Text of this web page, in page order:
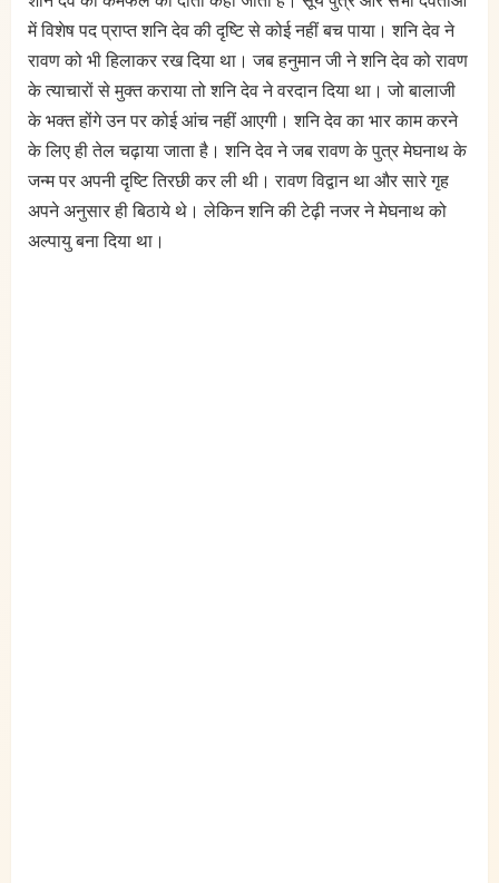
में विशेष पद प्राप्त शनि देव की दृष्टि से कोई नहीं बच पाया। शनि देव ने
रावण को भी हिलाकर रख दिया था। जब हनुमान जी ने शनि देव को रावण
के त्याचारों से मुक्त कराया तो शनि देव ने वरदान दिया था। जो बालाजी
के भक्त होंगे उन पर कोई आंच नहीं आएगी। शनि देव का भार काम करने
के लिए ही तेल चढ़ाया जाता है। शनि देव ने जब रावण के पुत्र मेघनाथ के
जन्म पर अपनी दृष्टि तिरछी कर ली थी। रावण विद्वान था और सारे गृह
अपने अनुसार ही बिठाये थे। लेकिन शनि की टेढ़ी नजर ने मेघनाथ को
अल्पायु बना दिया था।